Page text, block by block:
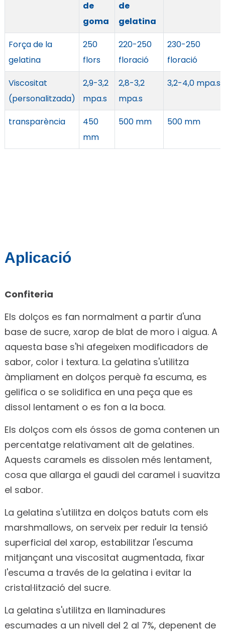
de
goma
de
gelatina
Força de la
gelatina
250
flors
220-250
floració
230-250
floració
Viscositat
(personalitzada)
2,9-3,2
mpa.s
2,8-3,2
mpa.s
3,2-4,0 mpa.s
transparència
450
mm
500 mm 500 mm
Aplicació
Confiteria
Els dolços es fan normalment a partir d'una
base de sucre, xarop de blat de moro i aigua. A
aquesta base s'hi afegeixen modificadors de
sabor, color i textura. La gelatina s'utilitza
àmpliament en dolços perquè fa escuma, es
gelifica o se solidifica en una peça que es
dissol lentament o es fon a la boca.
Els dolços com els óssos de goma contenen un
percentatge relativament alt de gelatines.
Aquests caramels es dissolen més lentament,
cosa que allarga el gaudi del caramel i suavitza
el sabor.
La gelatina s'utilitza en dolços batuts com els
marshmallows, on serveix per reduir la tensió
superficial del xarop, estabilitzar l'escuma
mitjançant una viscositat augmentada, fixar
l'escuma a través de la gelatina i evitar la
cristal·lització del sucre.
La gelatina s'utilitza en llaminadures
escumades a un nivell del 2 al 7%, depenent de